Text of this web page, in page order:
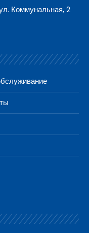
Коммунальная, 2